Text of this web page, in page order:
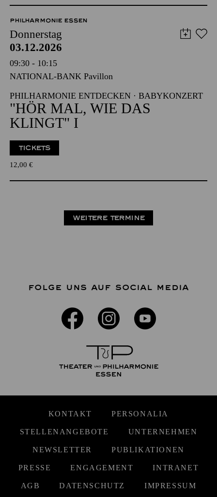
PHILHARMONIE ESSEN
Donnerstag
03.12.2026
09:30 - 10:15
NATIONAL-BANK Pavillon
PHILHARMONIE ENTDECKEN · BABYKONZERT
"HÖR MAL, WIE DAS
KLINGT" I
TICKETS
12,00 €
WEITERE TERMINE
FOLGE UNS AUF SOCIAL MEDIA
KONTAKT PERSONALIA
STELLENANGEBOTE UNTERNEHMEN
NEWSLETTER PUBLIKATIONEN
PRESSE ENGAGEMENT INTRANET
AGB DATENSCHUTZ IMPRESSUM